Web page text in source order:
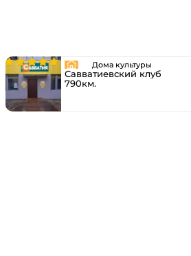
Дома культуры
Савватиевский клуб
790км.